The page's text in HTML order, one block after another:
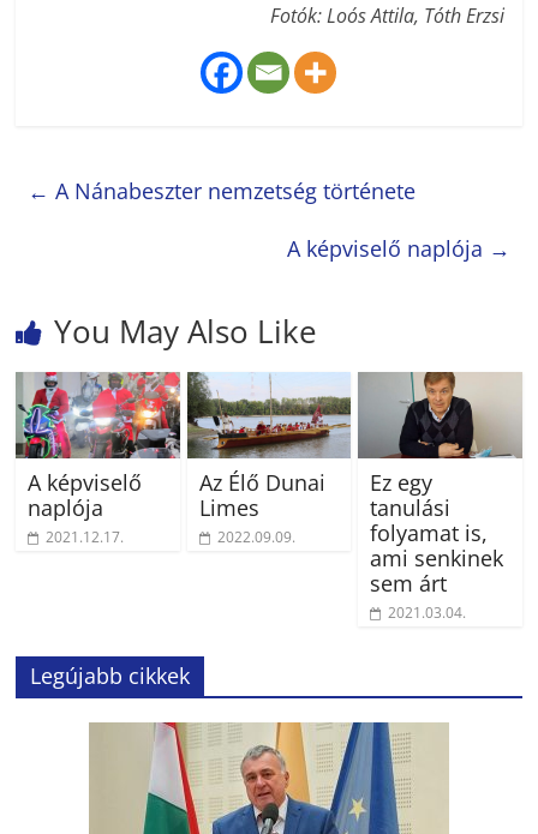
Fotók: Loós Attila, Tóth Erzsi
← A Nánabeszter nemzetség története
A képviselő naplója →
You May Also Like
A képviselő
naplója
2021.12.17.
Az Élő Dunai
Limes
2022.09.09.
Ez egy
tanulási
folyamat is,
ami senkinek
sem árt
2021.03.04.
Legújabb cikkek